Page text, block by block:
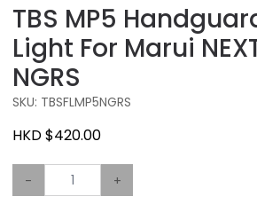
TBS MP5
Light For Marui
NGRS
SKU: TBSFLMP5NGRS
HKD $420.00
- +